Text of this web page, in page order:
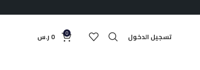
تسجيل الدخول 0
0 ر.س